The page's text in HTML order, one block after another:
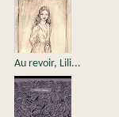
Au revoir, Lili...